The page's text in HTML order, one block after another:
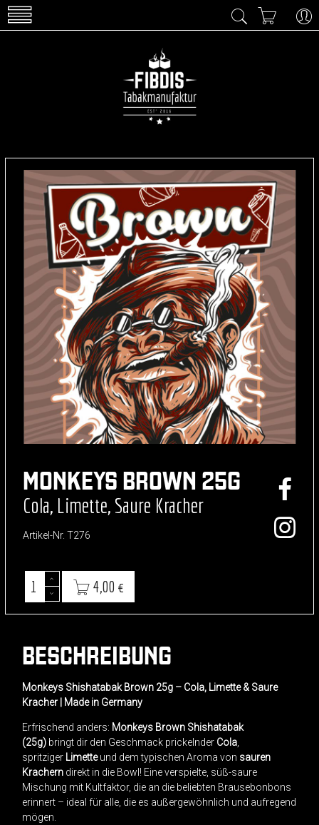
MONKEYS BROWN 25G
Cola, Limette, Saure Kracher
Artikel-Nr. T276
4,00 €
BESCHREIBUNG
Monkeys Shishatabak Brown 25g – Cola, Limette & Saure
Kracher | Made in Germany
Erfrischend anders: Monkeys Brown Shishatabak
(25g) bringt dir den Geschmack prickelnder Cola
spritziger Limetteund dem typischen Aroma von sauren
Krachern direkt in die Bowl! Eine verspielte, süß-saure
Mischung mit Kultfaktor, die an die beliebten Brausebonbons
erinnert – ideal für alle, die es außergewöhnlich und aufregend
mögen.